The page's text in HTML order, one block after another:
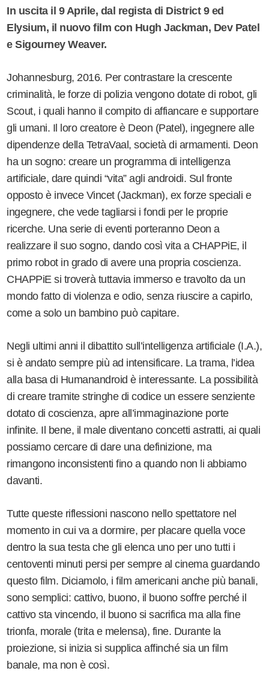
In uscita il 9 Aprile, dal regista di District 9 ed
Elysium, il nuovo film con Hugh Jackman, Dev Patel
e Sigourney Weaver.
Johannesburg, 2016. Per contrastare la crescente
criminalità, le forze di polizia vengono dotate di robot, gli
Scout, i quali hanno il compito di affiancare e supportare
gli umani. Il loro creatore è Deon (Patel), ingegnere alle
dipendenze della TetraVaal, società di armamenti. Deon
ha un sogno: creare un programma di intelligenza
artificiale, dare quindi “vita” agli androidi. Sul fronte
opposto è invece Vincet (Jackman), ex forze speciali e
ingegnere, che vede tagliarsi i fondi per le proprie
ricerche. Una serie di eventi porteranno Deon a
realizzare il suo sogno, dando così vita a CHAPPiE, il
primo robot in grado di avere una propria coscienza.
CHAPPiE si troverà tuttavia immerso e travolto da un
mondo fatto di violenza e odio, senza riuscire a capirlo,
come a solo un bambino può capitare.
Negli ultimi anni il dibattito sull’intelligenza artificiale (I.A.),
si è andato sempre più ad intensificare. La trama, l’idea
alla basa di Humanandroid è interessante. La possibilità
di creare tramite stringhe di codice un essere senziente
dotato di coscienza, apre all’immaginazione porte
infinite. Il bene, il male diventano concetti astratti, ai quali
possiamo cercare di dare una definizione, ma
rimangono inconsistenti fino a quando non li abbiamo
davanti.
Tutte queste riflessioni nascono nello spettatore nel
momento in cui va a dormire, per placare quella voce
dentro la sua testa che gli elenca uno per uno tutti i
centoventi minuti persi per sempre al cinema guardando
questo film. Diciamolo, i film americani anche più banali,
sono semplici: cattivo, buono, il buono soffre perché il
cattivo sta vincendo, il buono si sacrifica ma alla fine
trionfa, morale (trita e melensa), fine. Durante la
proiezione, si inizia si supplica affinché sia un film
banale, ma non è così.